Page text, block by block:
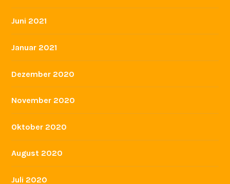
Juni 2021
Januar 2021
Dezember 2020
November 2020
Oktober 2020
August 2020
Juli 2020